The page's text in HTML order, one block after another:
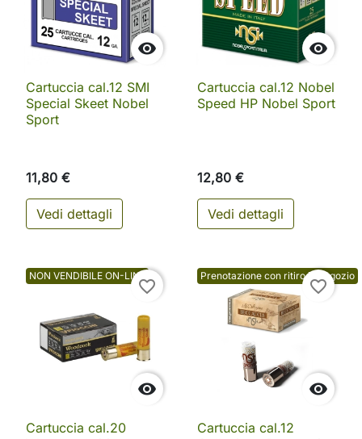

Cartuccia cal.12 SMI
Special Skeet Nobel
Sport
11,80 €
Vedi dettagli

Cartuccia cal.12 Nobel
Speed HP Nobel Sport
12,80 €
Vedi dettagli
NON VENDIBILE ON-LINE

favorite_border
Cartuccia cal.20
Prenotazione con ritiro in negozio

favorite_border
Cartuccia cal.12